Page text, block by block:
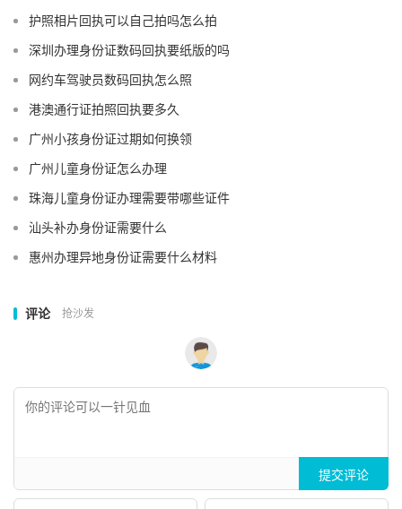
护照相片回执可以自己拍吗怎么拍
深圳办理身份证数码回执要纸版的吗
网约车驾驶员数码回执怎么照
港澳通行证拍照回执要多久
广州小孩身份证过期如何换领
广州儿童身份证怎么办理
珠海儿童身份证办理需要带哪些证件
汕头补办身份证需要什么
惠州办理异地身份证需要什么材料
评论 抢沙发
提交评论